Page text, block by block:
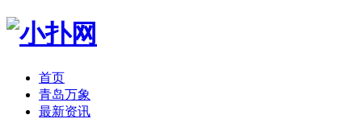
首页
青岛万象
最新资讯